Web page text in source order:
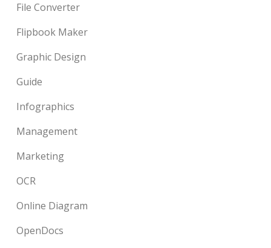
File Converter
Flipbook Maker
Graphic Design
Guide
Infographics
Management
Marketing
OCR
Online Diagram
OpenDocs